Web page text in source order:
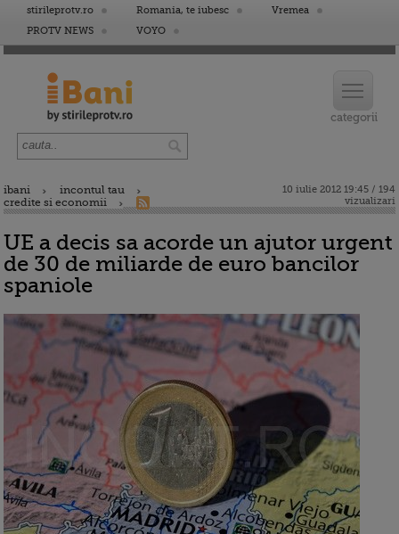
stirileprotv.ro Romania, te iubesc
Vremea
PROTV NEWS
VOYO
ibani
incontul tau
credite si economii
10 iulie 2012 19:45 / 194
vizualizari
UE a decis sa acorde un ajutor urgent
de 30 de miliarde de euro bancilor
spaniole